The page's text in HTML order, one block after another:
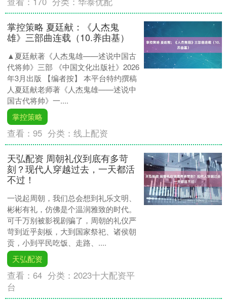
掌控策略 夏廷献：《人杰鬼
雄》三部曲连载（10.养由基）
▲夏廷献著《人杰鬼雄——述说中国古
代将帅》三部 《中国文化出版社》2026
年3月出版 【编者按】 本平台特约撰稿
人夏廷献老师著《人杰鬼雄——述说中
国古代将帅》一....
掌控策略
查看：95 分类：线上配资
天弘配资 周朝礼仪到底有多苛
刻？现代人穿越过去，一天都活
不过！
一说起周朝，我们总会想到礼乐文明、
彬彬有礼，仿佛是个温润雅致的时代。
可千万别被影视剧骗了，周朝的礼仪严
苛到近乎刻板，大到国家祭祀、诸侯朝
贡，小到平民吃饭、走路、....
天弘配资
查看：64 分类：2023十大配资平
台